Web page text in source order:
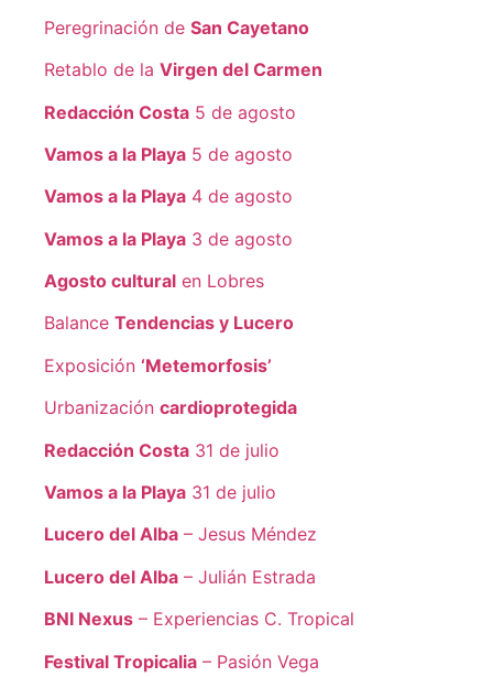
Peregrinación de San Cayetano
Retablo de la Virgen del Carmen
Redacción Costa 5 de agosto
Vamos a la Playa 5 de agosto
Vamos a la Playa 4 de agosto
Vamos a la Playa 3 de agosto
Agosto cultural en Lobres
Balance Tendencias y Lucero
Exposición ‘Metemorfosis’
Urbanización cardioprotegida
Redacción Costa 31 de julio
Vamos a la Playa 31 de julio
Lucero del Alba – Jesus Méndez
Lucero del Alba – Julián Estrada
BNI Nexus – Experiencias C. Tropical
Festival Tropicalia – Pasión Vega